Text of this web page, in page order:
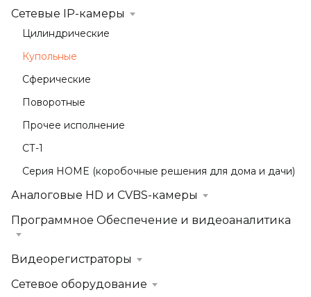
Сетевые IP-камеры
Цилиндрические
Купольные
Сферические
Поворотные
Прочее исполнение
СТ-1
Серия HOME (коробочные решения для дома и дачи)
Аналоговые HD и CVBS-камеры
Программное Обеспечение и видеоаналитика
Видеорегистраторы
Сетевое оборудование